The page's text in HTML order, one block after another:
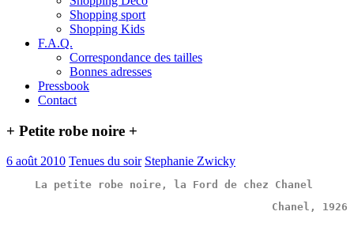
Shopping sport
Shopping Kids
F.A.Q.
Correspondance des tailles
Bonnes adresses
Pressbook
Contact
+ Petite robe noire +
6 août 2010 Tenues du soir Stephanie Zwicky
La petite robe noire, la Ford de chez Chanel